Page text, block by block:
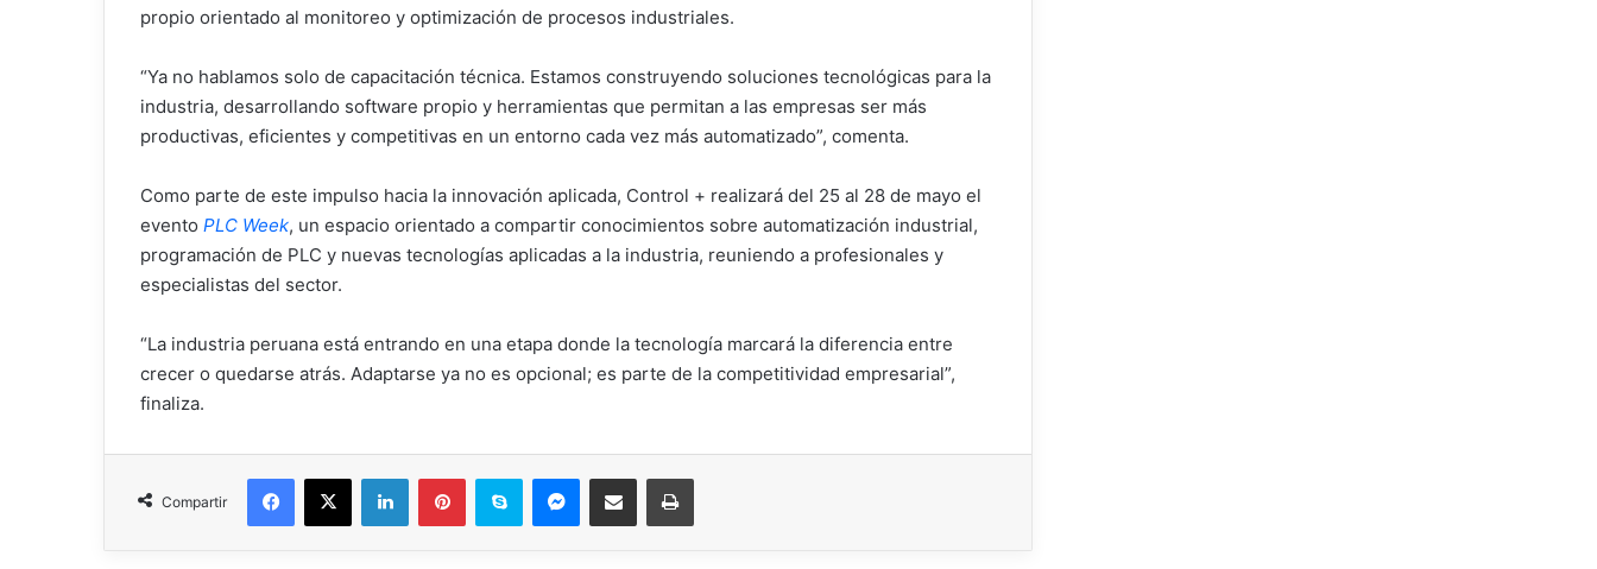
propio orientado al monitoreo y optimización de procesos industriales.
“Ya no hablamos solo de capacitación técnica. Estamos construyendo soluciones tecnológicas para la
industria, desarrollando software propio y herramientas que permitan a las empresas ser más
productivas, eficientes y competitivas en un entorno cada vez más automatizado”, comenta.
Como parte de este impulso hacia la innovación aplicada, Control + realizará del 25 al 28 de mayo el
evento PLC Week, un espacio orientado a compartir conocimientos sobre automatización industrial,
programación de PLC y nuevas tecnologías aplicadas a la industria, reuniendo a profesionales y
especialistas del sector.
“La industria peruana está entrando en una etapa donde la tecnología marcará la diferencia entre
crecer o quedarse atrás. Adaptarse ya no es opcional; es parte de la competitividad empresarial”,
finaliza.
Compartir